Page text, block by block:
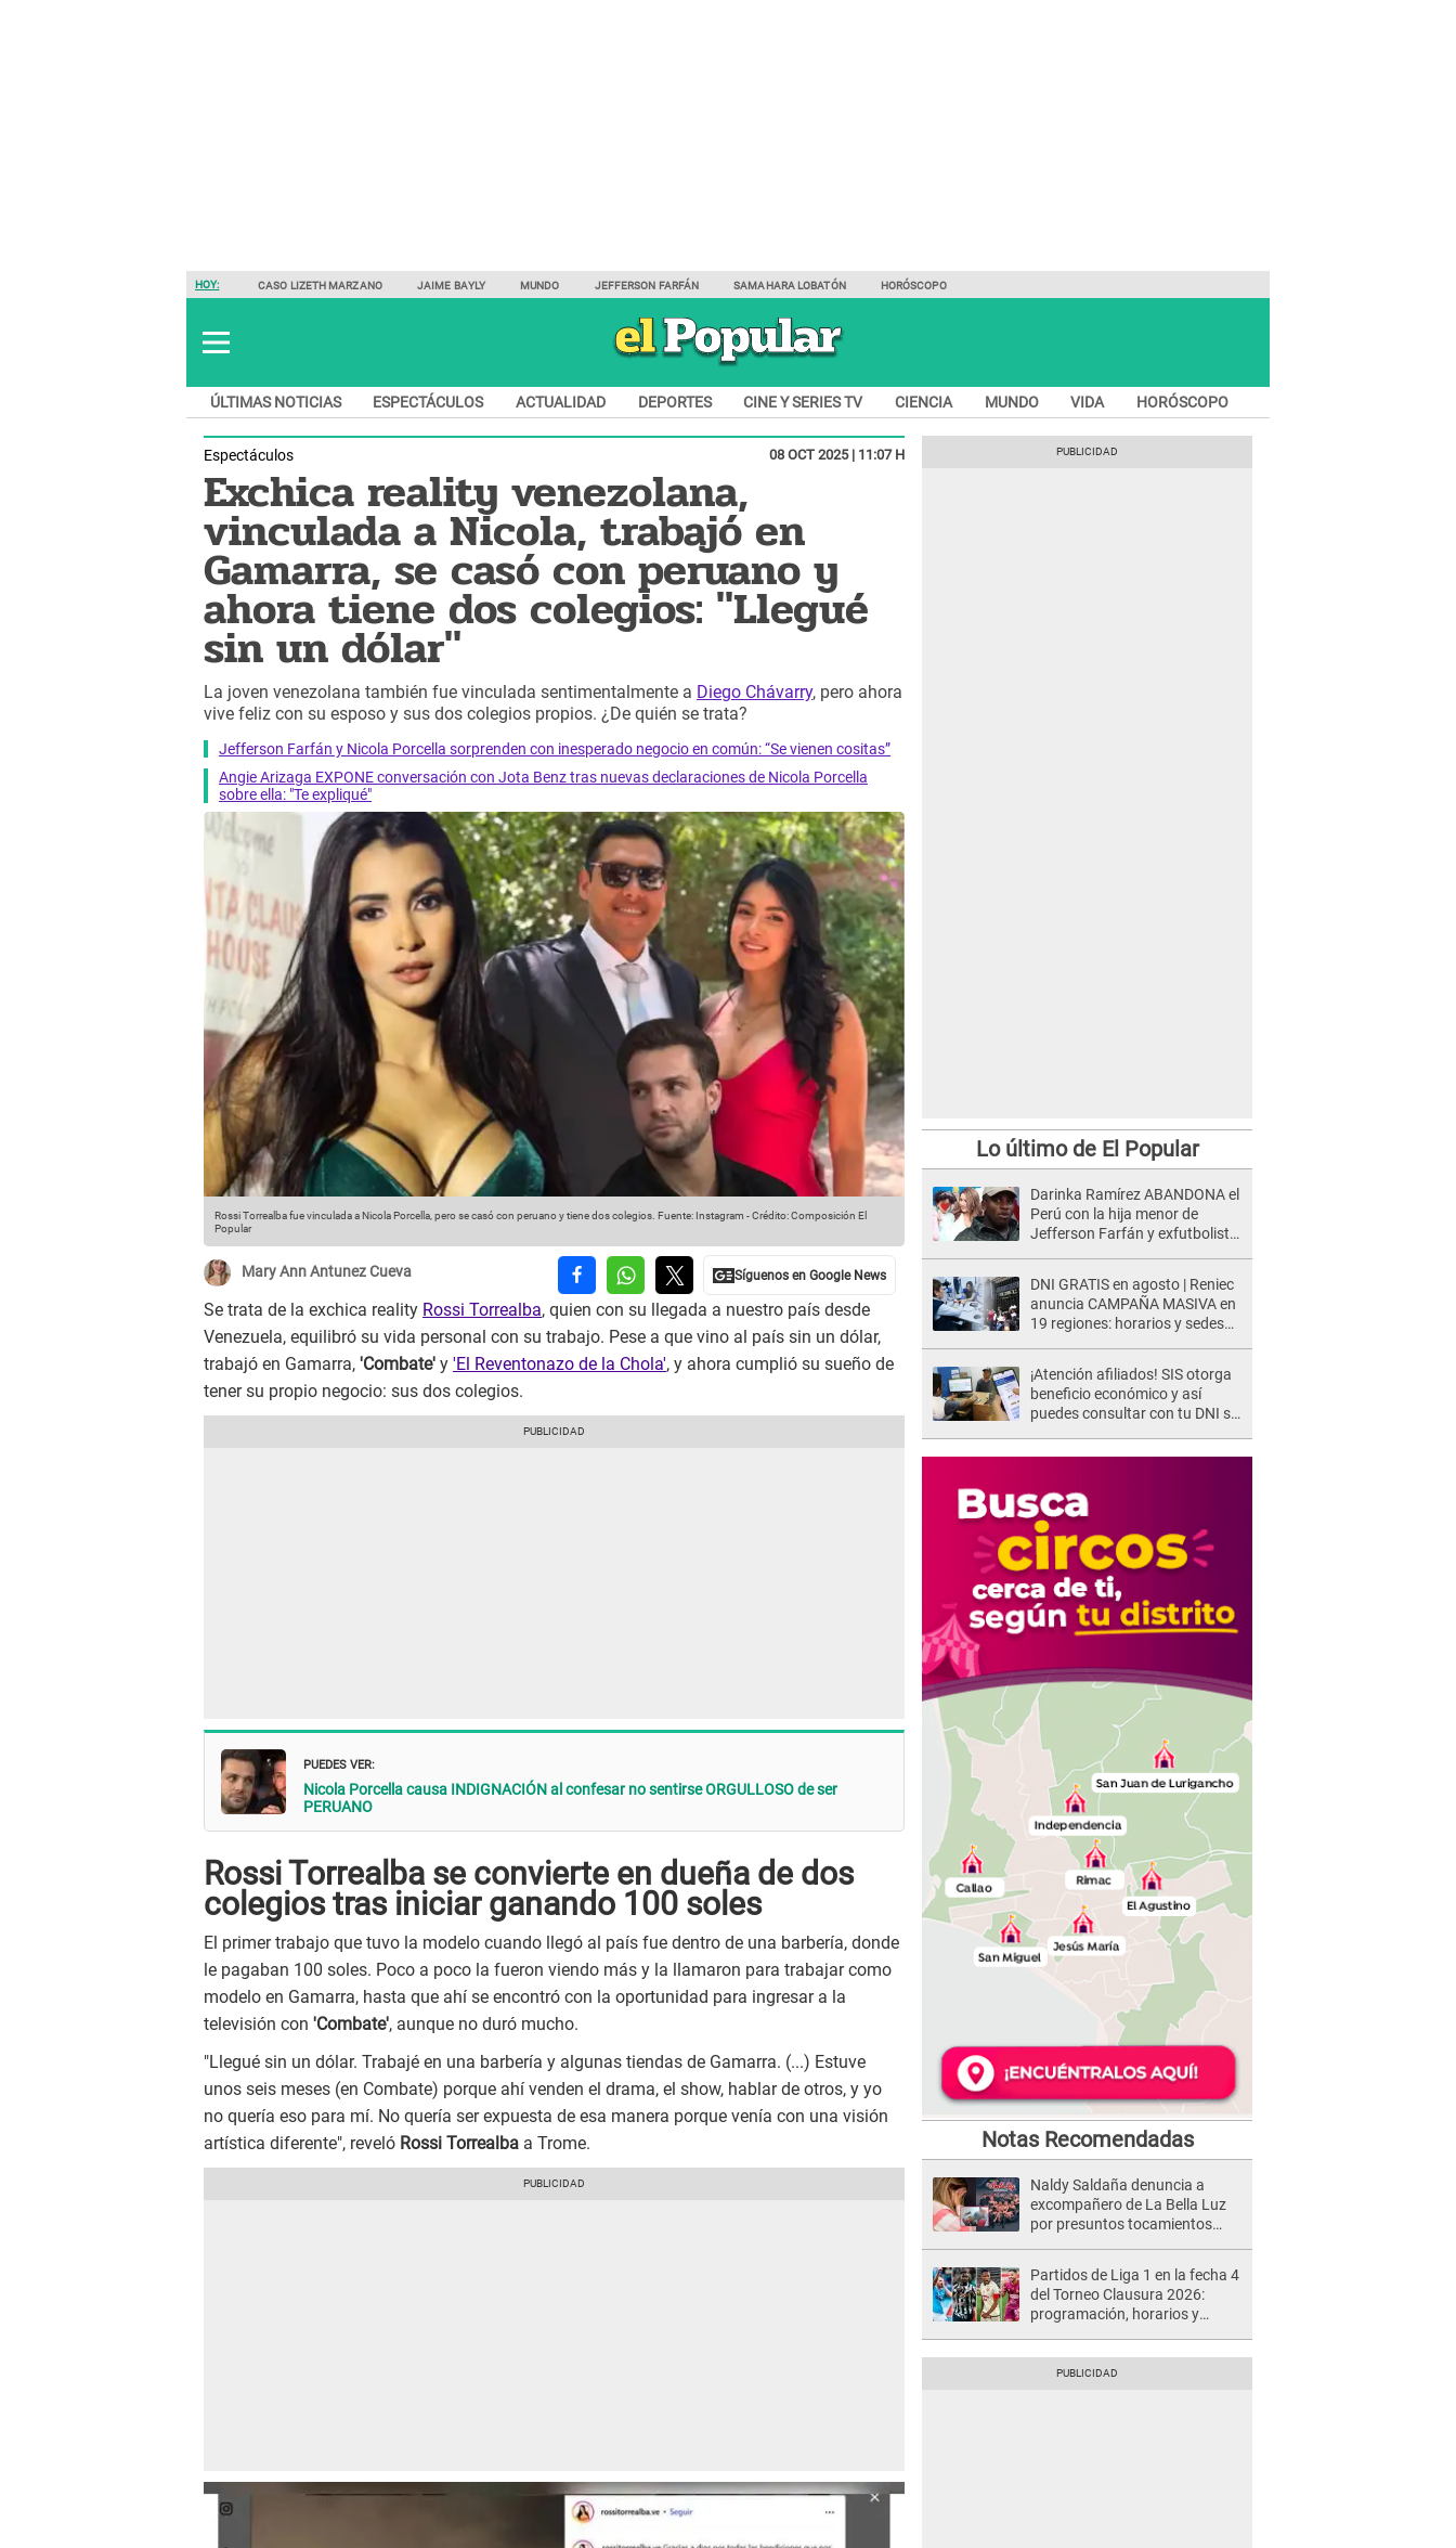
HOY: CASO LIZETH MARZANO JAIME BAYLY MUNDO JEFFERSON FARFÁN SAMAHARA LOBATÓN HORÓSCOPO
ÚLTIMAS NOTICIAS ESPECTÁCULOS ACTUALIDAD DEPORTES CINE Y SERIES TV CIENCIA MUNDO VIDA HORÓSCOPO
Espectáculos 08 OCT 2025 | 11:07 H
Exchica reality venezolana,
vinculada a Nicola, trabajó en
Gamarra, se casó con peruano y
ahora tiene dos colegios: "Llegué
sin un dólar"
La joven venezolana también fue vinculada sentimentalmente a Diego Chávarry, pero ahora
vive feliz con su esposo y sus dos colegios propios. ¿De quién se trata?
Jefferson Farfán y Nicola Porcella sorprenden con inesperado negocio en común: “Se vienen cositas”
Angie Arizaga EXPONE conversación con Jota Benz tras nuevas declaraciones de Nicola Porcella
sobre ella: "Te expliqué"
Rossi Torrealba fue vinculada a Nicola Porcella, pero se casó con peruano y tiene dos colegios. Fuente: Instagram -Crédito: Composición El
Popular
Mary Ann Antunez Cueva
Se trata de la exchica reality Rossi Torrealba, quien con su llegada a nuestro país desde
Venezuela, equilibró su vida personal con su trabajo. Pese a que vino al país sin un dólar,
trabajó en Gamarra, 'Combate' y 'El Reventonazo de la Chola', y ahora cumplió su sueño de
tener su propio negocio: sus dos colegios.
PUEDES VER:
Nicola Porcella causa INDIGNACIÓN al confesar no sentirse ORGULLOSO de ser
PERUANO
Rossi Torrealba se convierte en dueña de dos
colegios tras iniciar ganando 100 soles
El primer trabajo que tuvo la modelo cuando llegó al país fue dentro de una barbería, donde
le pagaban 100 soles. Poco a poco la fueron viendo más y la llamaron para trabajar como
modelo en Gamarra, hasta que ahí se encontró con la oportunidad para ingresar a la
televisión con 'Combate', aunque no duró mucho.
"Llegué sin un dólar. Trabajé en una barbería y algunas tiendas de Gamarra. (...) Estuve
unos seis meses (en Combate) porque ahí venden el drama, el show, hablar de otros, y yo
no quería eso para mí. No quería ser expuesta de esa manera porque venía con una visión
artística diferente", reveló Rossi Torrealba a Trome.
Lo último de El Popular
Darinka Ramírez ABANDONA el
Perú con la hija menor de
Jefferson Farfán y exfutbolista
DNI GRATIS en agosto | Reniec
anuncia CAMPAÑA MASIVA en
19 regiones: horarios y sedes
¡Atención afiliados! SIS otorga
beneficio económico y así
puedes consultar con tu DNI si
Notas Recomendadas
Naldy Saldaña denuncia a
excompañero de La Bella Luz
por presuntos tocamientos
Partidos de Liga 1 en la fecha 4
del Torneo Clausura 2026:
programación, horarios y